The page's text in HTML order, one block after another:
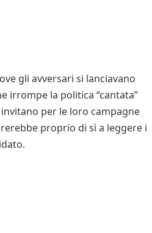
gli avversari si lanciavano
irrompe la politica “cantata”
per le loro campagne
proprio di sì a leggere i